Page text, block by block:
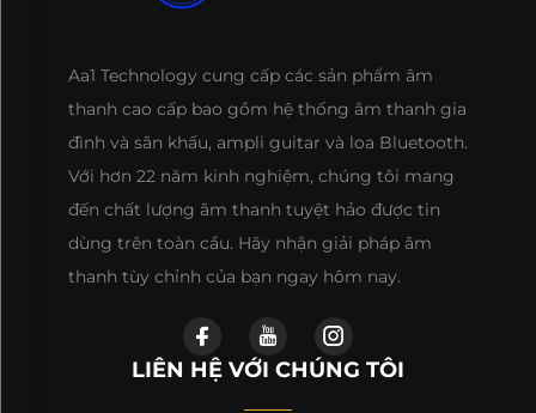
Aa1 Technology cung cấp các sản phẩm âm
thanh cao cấp bao gồm hệ thống âm thanh gia
đình và sân khấu, ampli guitar và loa Bluetooth.
Với hơn 22 năm kinh nghiệm, chúng tôi mang
đến chất lượng âm thanh tuyệt hảo được tin
dùng trên toàn cầu. Hãy nhận giải pháp âm
thanh tùy chỉnh của bạn ngay hôm nay.
LIÊN HỆ VỚI CHÚNG TÔI